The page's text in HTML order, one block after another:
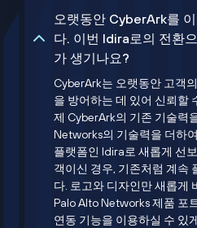
오랫동안 CyberArk를
다. 이번 Idira로의 전환
가 생기나요?
CyberArk는 오랫동안 고객
을 방어하는 데 있어 신뢰할
제 CyberArk의 기존 기술력
Networks의 기술력을 더하
플랫폼인 Idira로 새롭게 선
객이신 경우, 기존처럼 계속
다. 로고와 디자인만 새롭게
Palo Alto Networks 제품 포
연동 기능을 이용하실 수 있